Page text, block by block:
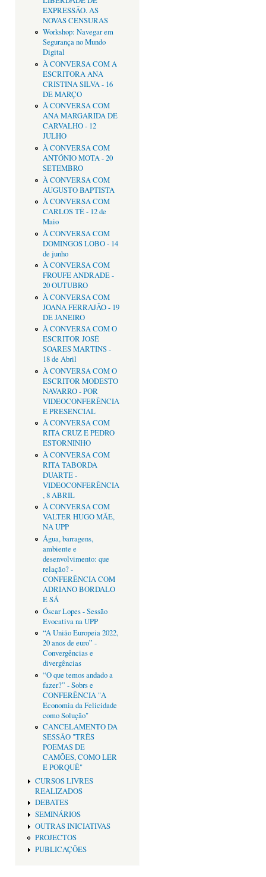
EXPRESSÃO. AS
NOVAS CENSURAS
Workshop: Navegar em
Segurança no Mundo
Digital
À CONVERSA COM A
ESCRITORA ANA
CRISTINA SILVA - 16
DE MARÇO
À CONVERSA COM
ANA MARGARIDA DE
CARVALHO - 12
JULHO
À CONVERSA COM
ANTÓNIO MOTA - 20
SETEMBRO
À CONVERSA COM
AUGUSTO BAPTISTA
À CONVERSA COM
CARLOS TÊ - 12 de
Maio
À CONVERSA COM
DOMINGOS LOBO - 14
de junho
À CONVERSA COM
FROUFE ANDRADE -
20 OUTUBRO
À CONVERSA COM
JOANA FERRAJÃO - 19
DE JANEIRO
À CONVERSA COM O
ESCRITOR JOSÉ
SOARES MARTINS -
18 de Abril
À CONVERSA COM O
ESCRITOR MODESTO
NAVARRO - POR
VIDEOCONFERÊNCIA
E PRESENCIAL
À CONVERSA COM
RITA CRUZ E PEDRO
ESTORNINHO
À CONVERSA COM
RITA TABORDA
DUARTE -
VIDEOCONFERÊNCIA
, 8 ABRIL
À CONVERSA COM
VALTER HUGO MÃE,
NA UPP
Água, barragens,
ambiente e
desenvolvimento: que
relação? -
CONFERÊNCIA COM
ADRIANO BORDALO
E SÁ
Óscar Lopes - Sessão
Evocativa na UPP
“A União Europeia 2022,
20 anos de euro” -
Convergências e
divergências
“O que temos andado a
fazer?” - Sobrs e
CONFERÊNCIA "A
Economia da Felicidade
como Solução"
CANCELAMENTO DA
SESSÂO "TRÊS
POEMAS DE
CAMÕES, COMO LER
E PORQUÊ"
CURSOS LIVRES
REALIZADOS
DEBATES
SEMINÁRIOS
OUTRAS INICIATIVAS
PROJECTOS
PUBLICAÇÕES